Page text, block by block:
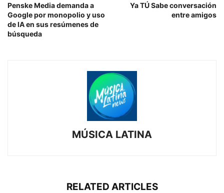
Penske Media demanda a
Google por monopolio y uso
de IA en sus resúmenes de
búsqueda
Ya TÚ Sabe conversación
entre amigos
MÚSICA LATINA
RELATED ARTICLES